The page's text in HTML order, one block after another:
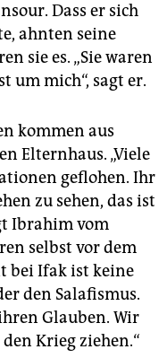
Dass er sich
ahnten seine
sie es. „Sie waren
um mich“, sagt er.
kommen aus
Elternhaus. „Viele
geflohen. Ihr
zu sehen, das ist
Ibrahim vom
selbst vor dem
bei Ifak ist keine
den Salafismus.
Glauben. Wir
Krieg ziehen.“